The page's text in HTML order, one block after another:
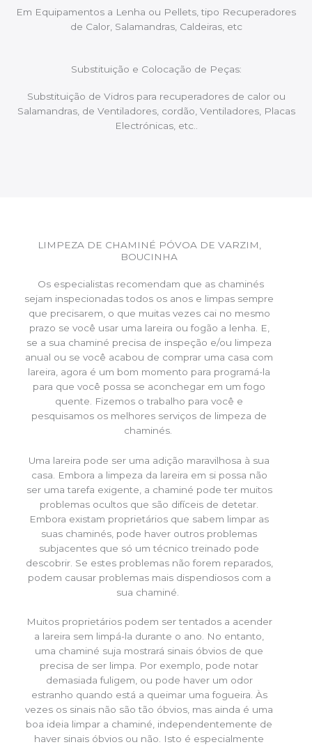
Em Equipamentos a Lenha ou Pellets, tipo Recuperadores
de Calor, Salamandras, Caldeiras, etc
Substituição e Colocação de Peças:
Substituição de Vidros para recuperadores de calor ou
Salamandras, de Ventiladores, cordão, Ventiladores, Placas
Electrónicas, etc..
LIMPEZA DE CHAMINÉ PÓVOA DE VARZIM,
BOUCINHA
Os especialistas recomendam que as chaminés
sejam inspecionadas todos os anos e limpas sempre
que precisarem, o que muitas vezes cai no mesmo
prazo se você usar uma lareira ou fogão a lenha. E,
se a sua chaminé precisa de inspeção e/ou limpeza
anual ou se você acabou de comprar uma casa com
lareira, agora é um bom momento para programá-la
para que você possa se aconchegar em um fogo
quente. Fizemos o trabalho para você e
pesquisamos os melhores serviços de limpeza de
chaminés.
Uma lareira pode ser uma adição maravilhosa à sua
casa. Embora a limpeza da lareira em si possa não
ser uma tarefa exigente, a chaminé pode ter muitos
problemas ocultos que são difíceis de detetar.
Embora existam proprietários que sabem limpar as
suas chaminés, pode haver outros problemas
subjacentes que só um técnico treinado pode
descobrir. Se estes problemas não forem reparados,
podem causar problemas mais dispendiosos com a
sua chaminé.
Muitos proprietários podem ser tentados a acender
a lareira sem limpá-la durante o ano. No entanto,
uma chaminé suja mostrará sinais óbvios de que
precisa de ser limpa. Por exemplo, pode notar
demasiada fuligem, ou pode haver um odor
estranho quando está a queimar uma fogueira. Às
vezes os sinais não são tão óbvios, mas ainda é uma
boa ideia limpar a chaminé, independentemente de
haver sinais óbvios ou não. Isto é especialmente